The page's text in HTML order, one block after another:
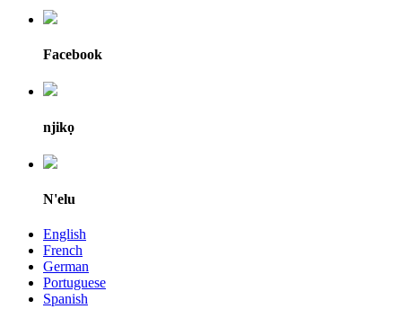
Facebook
njikọ
N'elu
English
French
German
Portuguese
Spanish